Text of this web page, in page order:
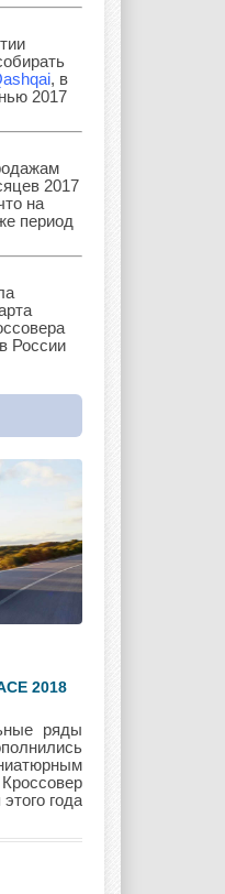
Lifan
Lincoln
Mini
Opel
Royce
, в
2017
2017
на
период
России
2018
ряды
года